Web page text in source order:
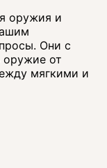
оружия и
Они с
оружие от
мягкими и